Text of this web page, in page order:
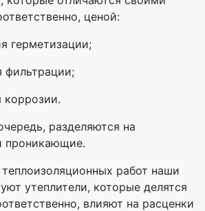
ценой:
герметизации;
фильтрации;
коррозии.
разделяются на
проникающие.
работ наши
утеплители, которые делятся
влияют на расценки